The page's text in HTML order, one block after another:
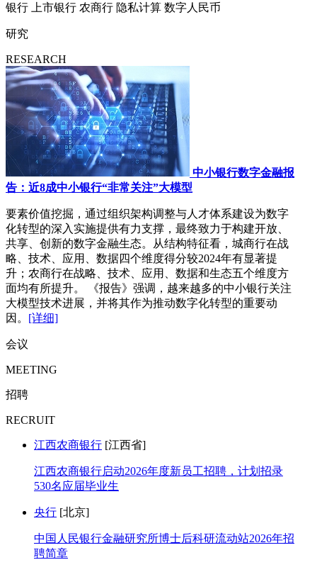
银行
上市银行 农商行 隐私计算 数字人民币
研究
RESEARCH
中小银行数字金融报
告：近8成中小银行“非常关注”大模型
要素价值挖掘，通过组织架构调整与人才体系建设为数字
化转型的深入实施提供有力支撑，最终致力于构建开放、
共享、创新的数字金融生态。从结构特征看，城商行在战
略、技术、应用、数据四个维度得分较2024年有显著提
升；农商行在战略、技术、应用、数据和生态五个维度方
面均有所提升。 《报告》强调，越来越多的中小银行关注
大模型技术进展，并将其作为推动数字化转型的重要动
因。 [详细]
会议
MEETING
招聘
RECRUIT
江西农商银行 [江西省]
江西农商银行启动2026年度新员工招聘，计划招录
530名应届毕业生
央行 [北京]
中国人民银行金融研究所博士后科研流动站2026年招
聘简章